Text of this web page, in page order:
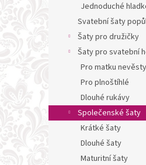
Jednoduché
Svatební šaty
Šaty pro družičky
Šaty pro svatební
Pro matku nevěsty
Pro plnoštíhlé
Dlouhé rukávy
Společenské šaty
Krátké šaty
Dlouhé šaty
Maturitní šaty